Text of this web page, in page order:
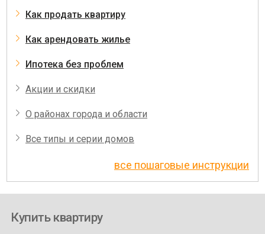
Как продать квартиру
Как арендовать жилье
Ипотека без проблем
Акции и скидки
О районах города и области
Все типы и серии домов
все пошаговые инструкции
Купить квартиру